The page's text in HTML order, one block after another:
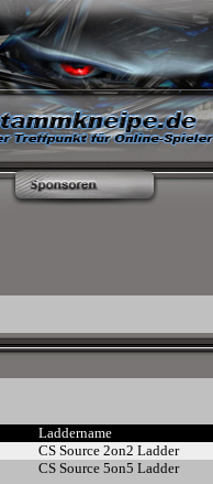
Laddername
CS Source 2on2 Ladder
CS Source 5on5 Ladder